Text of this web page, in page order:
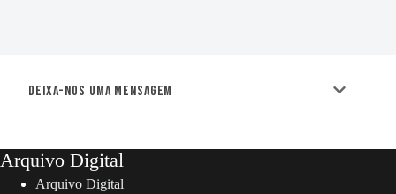
Deixa-nos uma mensagem
Arquivo Digital
Arquivo Digital